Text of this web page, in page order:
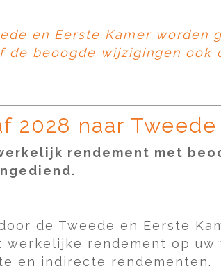
en Eerste Kamer worden
beoogde wijzigingen ook
2028 naar
rendement met
de Tweede en Eerste
rendement op uw
en indirecte rendementen.